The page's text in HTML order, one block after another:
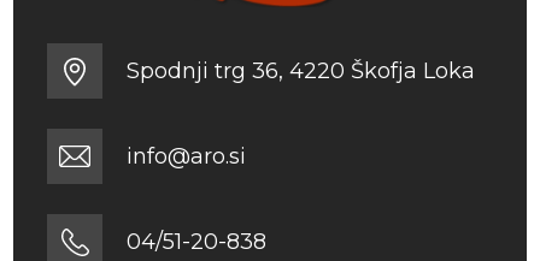
Spodnji trg 36, 4220 Škofja Loka
info@aro.si
04/51-20-838